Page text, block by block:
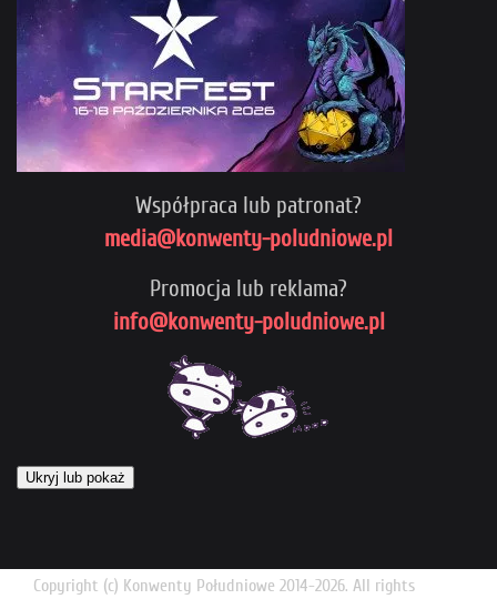
Współpraca lub patronat?
media@konwenty-poludniowe.pl
Promocja lub reklama?
info@konwenty-poludniowe.pl
Ukryj lub pokaż
Copyright (c) Konwenty Południowe 2014-2026. All rights